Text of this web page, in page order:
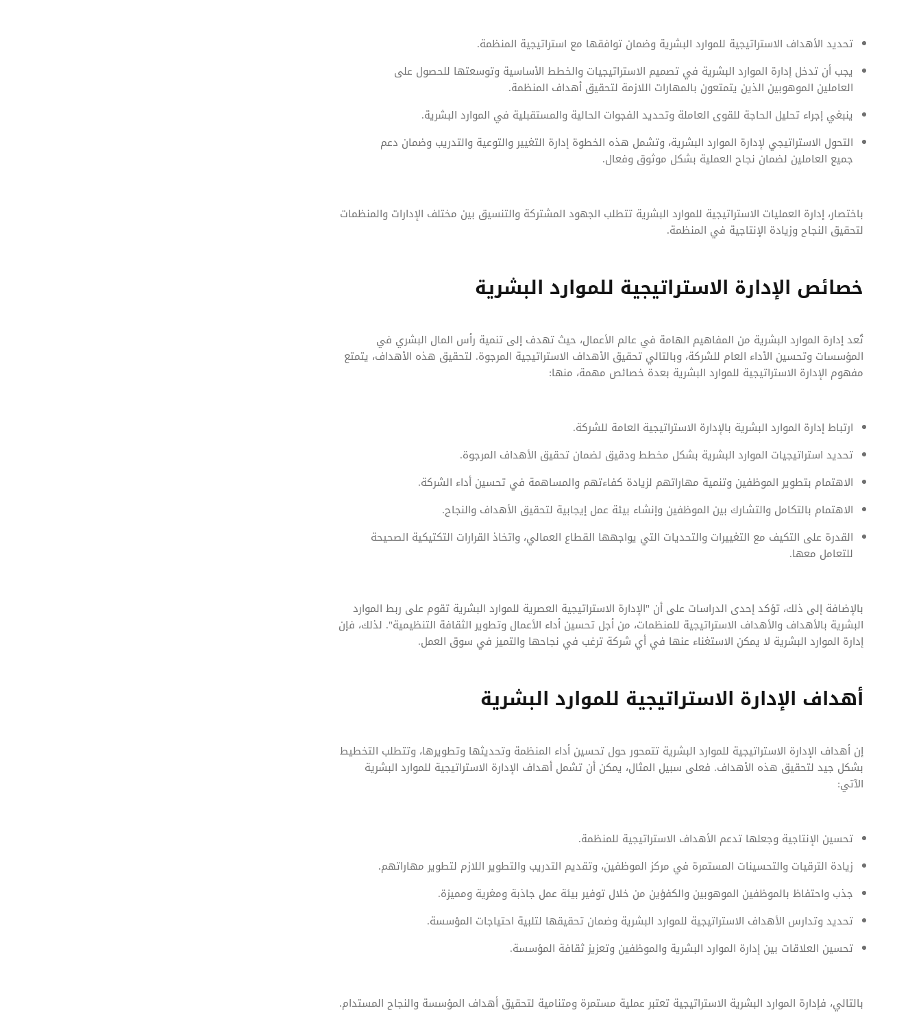
تحديد الأهداف الاستراتيجية للموارد البشرية وضمان توافقها مع استراتيجية المنظمة.
يجب أن تدخل إدارة الموارد البشرية في تصميم الاستراتيجيات والخطط الأساسية وتوسعتها للحصول على
العاملين الموهوبين الذين يتمتعون بالمهارات اللازمة لتحقيق أهداف المنظمة.
ينبغي إجراء تحليل الحاجة للقوى العاملة وتحديد الفجوات الحالية والمستقبلية في الموارد البشرية.
التحول الاستراتيجي لإدارة الموارد البشرية، وتشمل هذه الخطوة إدارة التغيير والتوعية والتدريب وضمان دعم
جميع العاملين لضمان نجاح العملية بشكل موثوق وفعال.
باختصار، إدارة العمليات الاستراتيجية للموارد البشرية تتطلب الجهود المشتركة والتنسيق بين مختلف الإدارات والمنظمات
لتحقيق النجاح وزيادة الإنتاجية في المنظمة.
خصائص الإدارة الاستراتيجية للموارد البشرية
تُعد إدارة الموارد البشرية من المفاهيم الهامة في عالم الأعمال، حيث تهدف إلى تنمية رأس المال البشري في
المؤسسات وتحسين الأداء العام للشركة، وبالتالي تحقيق الأهداف الاستراتيجية المرجوة. لتحقيق هذه الأهداف، يتمتع
مفهوم الإدارة الاستراتيجية للموارد البشرية بعدة خصائص مهمة، منها:
ارتباط إدارة الموارد البشرية بالإدارة الاستراتيجية العامة للشركة.
تحديد استراتيجيات الموارد البشرية بشكل مخطط ودقيق لضمان تحقيق الأهداف المرجوة.
الاهتمام بتطوير الموظفين وتنمية مهاراتهم لزيادة كفاءتهم والمساهمة في تحسين أداء الشركة.
الاهتمام بالتكامل والتشارك بين الموظفين وإنشاء بيئة عمل إيجابية لتحقيق الأهداف والنجاح.
القدرة على التكيف مع التغييرات والتحديات التي يواجهها القطاع العمالي، واتخاذ القرارات التكتيكية الصحيحة
للتعامل معها.
بالإضافة إلى ذلك، تؤكد إحدى الدراسات على أن "الإدارة الاستراتيجية العصرية للموارد البشرية تقوم على ربط الموارد
البشرية بالأهداف والأهداف الاستراتيجية للمنظمات، من أجل تحسين أداء الأعمال وتطوير الثقافة التنظيمية". لذلك، فإن
إدارة الموارد البشرية لا يمكن الاستغناء عنها في أي شركة ترغب في نجاحها والتميز في سوق العمل.
أهداف الإدارة الاستراتيجية للموارد البشرية
إن أهداف الإدارة الاستراتيجية للموارد البشرية تتمحور حول تحسين أداء المنظمة وتحديثها وتطويرها، وتتطلب التخطيط
بشكل جيد لتحقيق هذه الأهداف. فعلى سبيل المثال، يمكن أن تشمل أهداف الإدارة الاستراتيجية للموارد البشرية
الآتي:
تحسين الإنتاجية وجعلها تدعم الأهداف الاستراتيجية للمنظمة.
زيادة الترقيات والتحسينات المستمرة في مركز الموظفين، وتقديم التدريب والتطوير اللازم لتطوير مهاراتهم.
جذب واحتفاظ بالموظفين الموهوبين والكفؤين من خلال توفير بيئة عمل جاذبة ومغرية ومميزة.
تحديد وتدارس الأهداف الاستراتيجية للموارد البشرية وضمان تحقيقها لتلبية احتياجات المؤسسة.
تحسين العلاقات بين إدارة الموارد البشرية والموظفين وتعزيز ثقافة المؤسسة.
بالتالي، فإدارة الموارد البشرية الاستراتيجية تعتبر عملية مستمرة ومتنامية لتحقيق أهداف المؤسسة والنجاح المستدام.